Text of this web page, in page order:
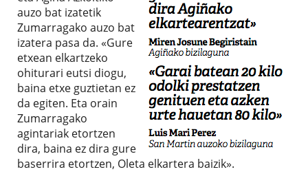
auzo bat izatetik
Zumarragako auzo bat
izatera pasa da. «Gure
etxean elkartzeko
ohiturari eutsi diogu,
baina etxe guztietan ez
da egiten. Eta orain
Zumarragako
agintariak etortzen
dira, baina ez dira gure
baserrira etortzen, Oleta elkartera baizik».